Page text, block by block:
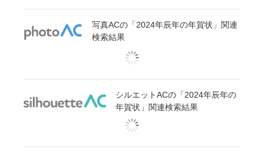
写真ACの「2024年辰年の年賀状」関連
検索結果
シルエットACの「2024年辰年の
年賀状」関連検索結果